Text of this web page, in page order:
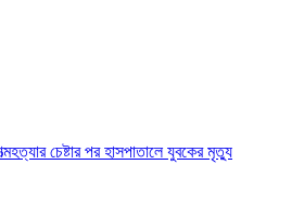
চেষ্টার পর হাসপাতালে যুবকের মৃত্যু